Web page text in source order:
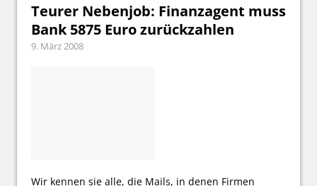
Teurer Nebenjob: Finanzagent muss
Bank 5875 Euro zurückzahlen
9. März 2008
Wir kennen sie alle, die Mails, in denen Firmen